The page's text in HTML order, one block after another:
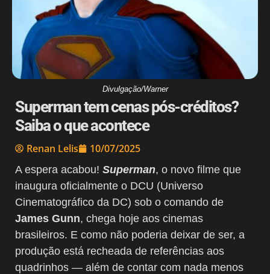
Divulgação/Warner
Superman tem cenas pós-créditos?
Saiba o que acontece
Renan Lelis 10/07/2025
A espera acabou! Superman, o novo filme que
inaugura oficialmente o DCU (Universo
Cinematográfico da DC) sob o comando de
James Gunn, chega hoje aos cinemas
brasileiros. E como não poderia deixar de ser, a
produção está recheada de referências aos
quadrinhos — além de contar com nada menos